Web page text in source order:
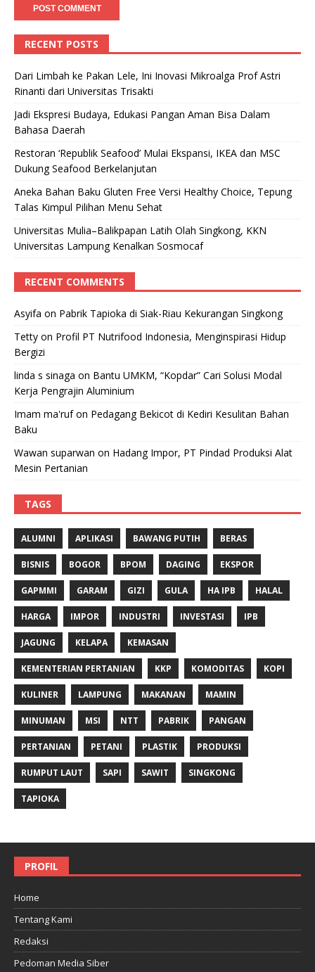
RECENT POSTS
Dari Limbah ke Pakan Lele, Ini Inovasi Mikroalga Prof Astri
Rinanti dari Universitas Trisakti
Jadi Ekspresi Budaya, Edukasi Pangan Aman Bisa Dalam
Bahasa Daerah
Restoran ‘Republik Seafood’ Mulai Ekspansi, IKEA dan MSC
Dukung Seafood Berkelanjutan
Aneka Bahan Baku Gluten Free Versi Healthy Choice, Tepung
Talas Kimpul Pilihan Menu Sehat
Universitas Mulia–Balikpapan Latih Olah Singkong, KKN
Universitas Lampung Kenalkan Sosmocaf
RECENT COMMENTS
Asyifa on Pabrik Tapioka di Siak-Riau Kekurangan Singkong
Tetty on Profil PT Nutrifood Indonesia, Menginspirasi Hidup
Bergizi
linda s sinaga on Bantu UMKM, “Kopdar” Cari Solusi Modal
Kerja Pengrajin Aluminium
Imam ma'rufon Pedagang Bekicot di Kediri Kesulitan Bahan
Baku
Wawan suparwan on Hadang Impor, PT Pindad Produksi Alat
Mesin Pertanian
TAGS
ALUMNI APLIKASI BAWANG PUTIH BERAS
BISNIS BOGOR BPOM DAGING EKSPOR
GAPMMI GARAM GIZI GULA HA IPB HALAL
HARGA IMPOR INDUSTRI INVESTASI IPB
JAGUNG KELAPA KEMASAN
KEMENTERIAN PERTANIAN KKP KOMODITAS KOPI
KULINER LAMPUNG MAKANAN MAMIN
MINUMAN MSI NTT PABRIK PANGAN
PERTANIAN PETANI PLASTIK PRODUKSI
RUMPUT LAUT SAPI SAWIT SINGKONG
TAPIOKA
PROFIL
Home
Tentang Kami
Redaksi
Pedoman Media Siber